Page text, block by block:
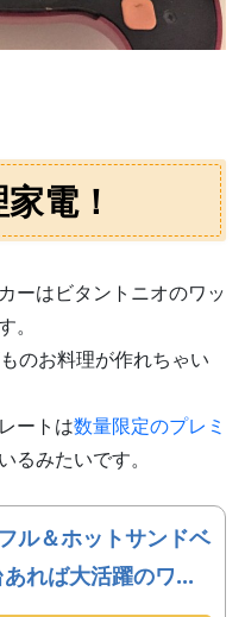
電！
ーはビタントニオのワッ
のお料理が作れちゃい
ートは数量限定のプレミ
るみたいです。
ル＆ホットサンドベ
れば大活躍のワ...